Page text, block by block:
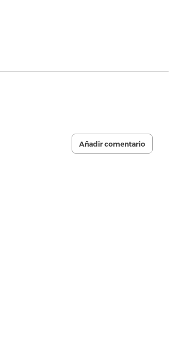
Añadir comentario